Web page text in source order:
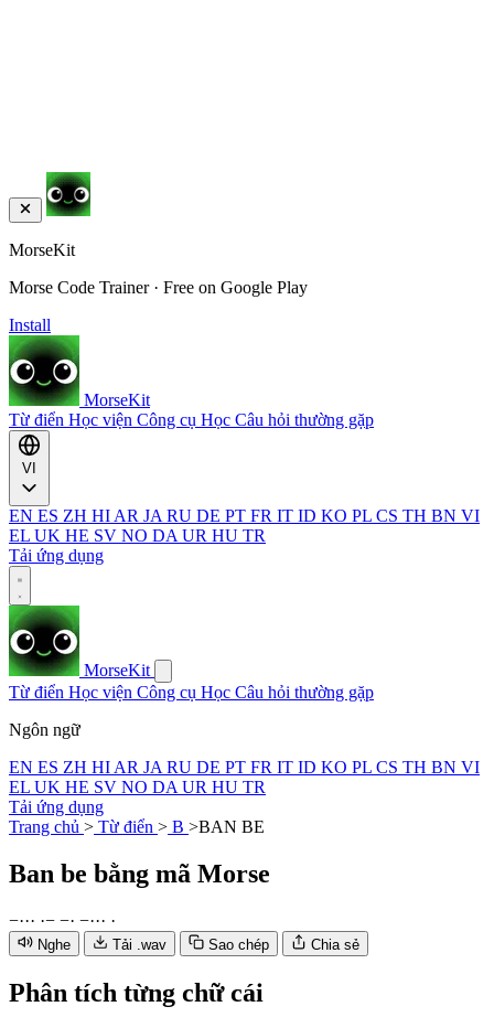
MorseKit
Morse Code Trainer · Free on Google Play
Install
MorseKit
Từ điển Học viện Công cụ Học Câu hỏi thường gặp
EN ES ZH HI AR JA RU DE PT FR IT ID KO PL CS TH BN VI
EL UK HE SV NO DA UR HU TR
Tải ứng dụng
MorseKit
Từ điển Học viện Công cụ Học Câu hỏi thường gặp
Ngôn ngữ
EN ES ZH HI AR JA RU DE PT FR IT ID KO PL CS TH BN VI
EL UK HE SV NO DA UR HU TR
Tải ứng dụng
Trang chủ > Từ điển > B >BAN BE
Ban be bằng mã Morse
−··· ·− −· −··· ·
Nghe Tải .wav Sao chép Chia sẻ
Phân tích từng chữ cái